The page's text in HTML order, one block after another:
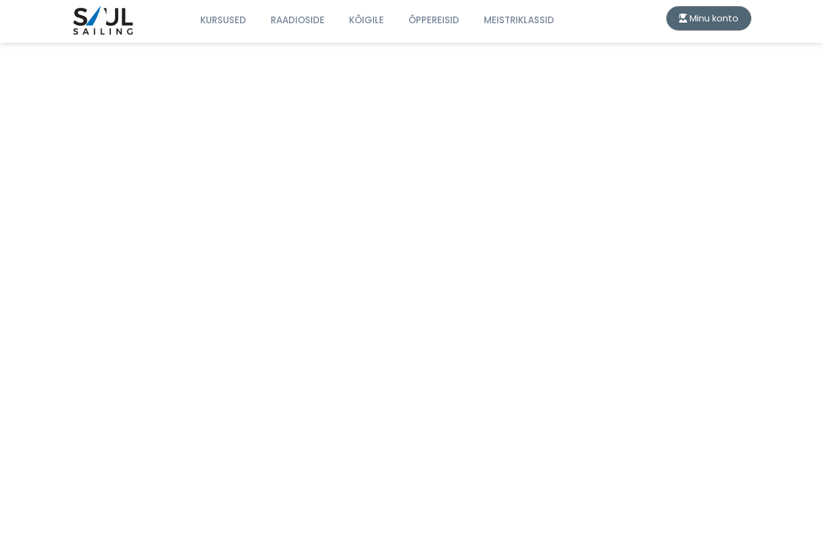
KURSUSED RAADIOSIDE KÕIGILE ÕPPEREISID MEISTRIKLASSID Minu konto